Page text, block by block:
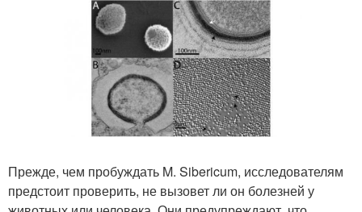
Прежде, чем пробуждать M. Sibericum, исследователям
предстоит проверить, не вызовет ли он болезней у